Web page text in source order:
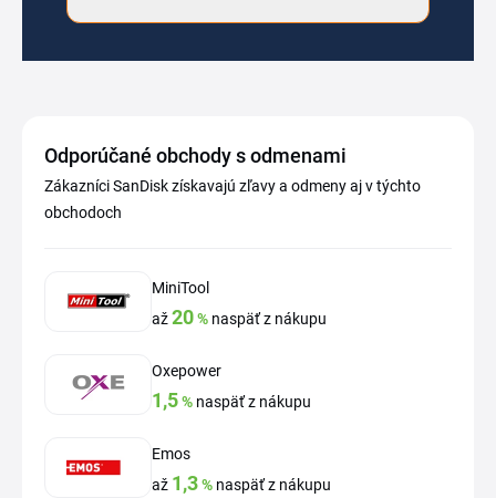
Odporúčané obchody s odmenami
Zákazníci SanDisk získavajú zľavy a odmeny aj v týchto
obchodoch
MiniTool
až20% naspäť z nákupu
Oxepower
1,5% naspäť z nákupu
Emos
až 1,3% naspäť z nákupu